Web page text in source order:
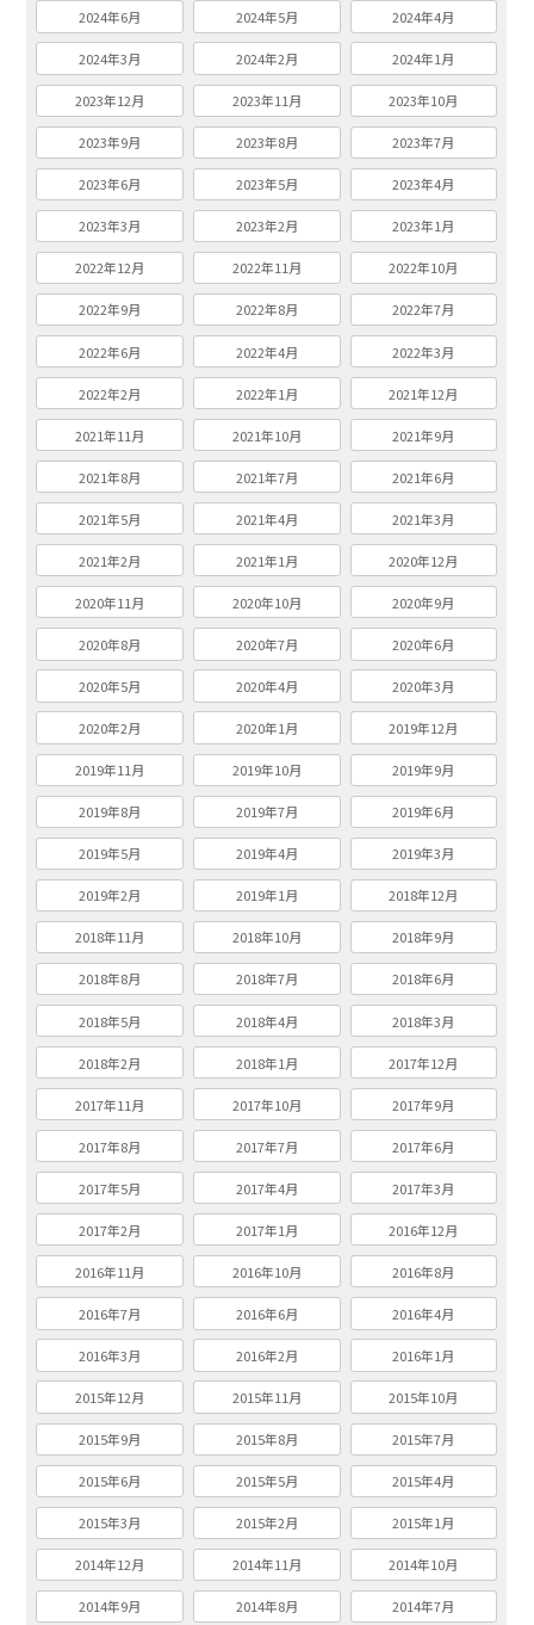
2024年6月 2024年5月 2024年4月
2024年3月 2024年2月 2024年1月
2023年12月 2023年11月 2023年10月
2023年9月 2023年8月 2023年7月
2023年6月 2023年5月 2023年4月
2023年3月 2023年2月 2023年1月
2022年12月 2022年11月 2022年10月
2022年9月 2022年8月 2022年7月
2022年6月 2022年4月 2022年3月
2022年2月 2022年1月 2021年12月
2021年11月 2021年10月 2021年9月
2021年8月 2021年7月 2021年6月
2021年5月 2021年4月 2021年3月
2021年2月 2021年1月 2020年12月
2020年11月 2020年10月 2020年9月
2020年8月 2020年7月 2020年6月
2020年5月 2020年4月 2020年3月
2020年2月 2020年1月 2019年12月
2019年11月 2019年10月 2019年9月
2019年8月 2019年7月 2019年6月
2019年5月 2019年4月 2019年3月
2019年2月 2019年1月 2018年12月
2018年11月 2018年10月 2018年9月
2018年8月 2018年7月 2018年6月
2018年5月 2018年4月 2018年3月
2018年2月 2018年1月 2017年12月
2017年11月 2017年10月 2017年9月
2017年8月 2017年7月 2017年6月
2017年5月 2017年4月 2017年3月
2017年2月 2017年1月 2016年12月
2016年11月 2016年10月 2016年8月
2016年7月 2016年6月 2016年4月
2016年3月 2016年2月 2016年1月
2015年12月 2015年11月 2015年10月
2015年9月 2015年8月 2015年7月
2015年6月 2015年5月 2015年4月
2015年3月 2015年2月 2015年1月
2014年12月 2014年11月 2014年10月
2014年9月 2014年8月 2014年7月